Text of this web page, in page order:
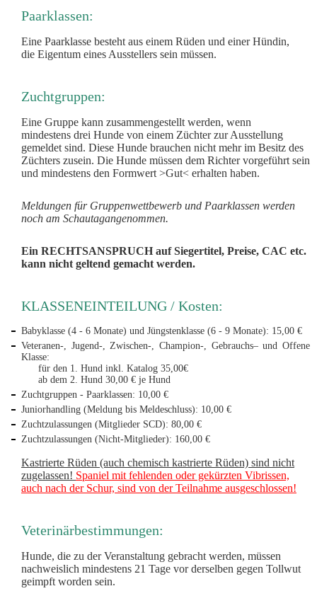
Paarklassen:
Eine Paarklasse besteht aus einem Rüden und einer Hündin,
die Eigentum eines Ausstellers sein müssen.
Zuchtgruppen:
Eine Gruppe kann zusammengestellt werden, wenn
mindestens drei Hunde von einem Züchter zur Ausstellung
gemeldet sind. Diese Hunde brauchen nicht mehr im Besitz des
Züchters zusein. Die Hunde müssen dem Richter vorgeführt sein
und mindestens den Formwert >Gut< erhalten haben.
Meldungen für Gruppenwettbewerb und Paarklassen werden
noch am Schautagangenommen.
Ein RECHTSANSPRUCH auf Siegertitel, Preise, CAC etc.
kann nicht geltend gemacht werden.
KLASSENEINTEILUNG / Kosten:
Babyklasse (4 - 6 Monate) und Jüngstenklasse (6 - 9 Monate): 15,00 €
Veteranen-, Jugend-, Zwischen-, Champion-, Gebrauchs– und Offene
Klasse:
für den 1. Hund inkl. Katalog 35,00€
ab dem 2. Hund 30,00 € je Hund
Zuchtgruppen - Paarklassen: 10,00 €
Juniorhandling (Meldung bis Meldeschluss): 10,00 €
Zuchtzulassungen (Mitglieder SCD): 80,00 €
Zuchtzulassungen (Nicht-Mitglieder): 160,00 €
Kastrierte Rüden (auch chemisch kastrierte Rüden) sind nicht
zugelassen! Spaniel mit fehlenden oder gekürzten Vibrissen,
auch nach der Schur, sind von der Teilnahme ausgeschlossen!
Veterinärbestimmungen:
Hunde, die zu der Veranstaltung gebracht werden, müssen
nachweislich mindestens 21 Tage vor derselben gegen Tollwut
geimpft worden sein.